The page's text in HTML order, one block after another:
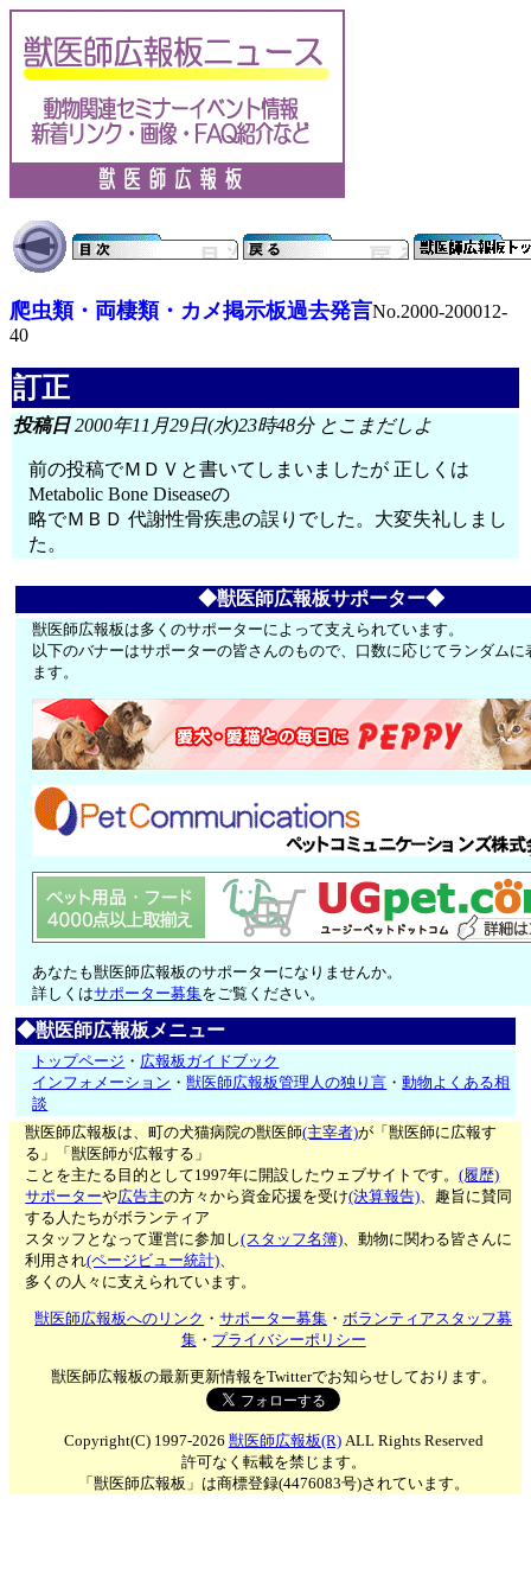
爬虫類・両棲類・カメ掲示板過去発言No.2000-200012-
40
訂正
投稿日2000年11月29日(水)23時48分 とこまだしよ
前の投稿でＭＤＶと書いてしまいましたが 正しくは
Metabolic Bone Diseaseの
略でＭＢＤ 代謝性骨疾患の誤りでした。大変失礼しまし
た。
◆獣医師広報板サポーター◆
獣医師広報板は多くのサポーターによって支えられています。
以下のバナーはサポーターの皆さんのもので、口数に応じてランダムに
ます。
あなたも獣医師広報板のサポーターになりませんか。
詳しくはサポーター募集をご覧ください。
◆獣医師広報板メニュー
トップページ ・ 広報板ガイドブック
インフォメーション ・獣医師広報板管理人の独り言 ・動物よくある相
談
獣医師広報板は、町の犬猫病院の獣医師(主宰者)が「獣医師に広報す
る」「獣医師が広報する」
ことを主たる目的として1997年に開設したウェブサイトです。(履歴)
サポーターや広告主の方々から資金応援を受け(決算報告)、趣旨に賛同
する人たちがボランティア
スタッフとなって運営に参加し(スタッフ名簿)、動物に関わる皆さんに
利用され(ページビュー統計)、
多くの人々に支えられています。
獣医師広報板へのリンク ・サポーター募集 ・ボランティアスタッフ募
集・ プライバシーポリシー
獣医師広報板の最新更新情報をTwitterでお知らせしております。
Copyright(C) 1997-2026 獣医師広報板(R)ALL Rights Reserved
許可なく転載を禁じます。
「獣医師広報板」は商標登録(4476083号)されています。